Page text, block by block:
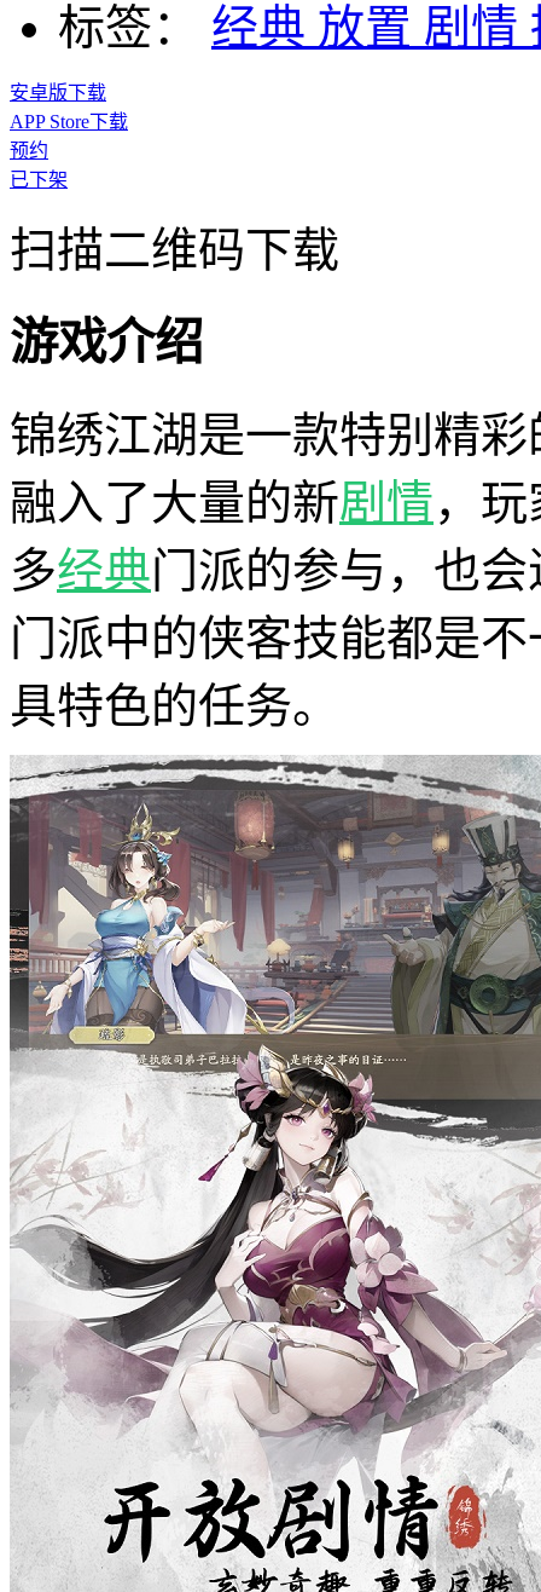
标签：
经典 放置 剧情
安卓版下载
APP Store下载
预约
已下架
扫描二维码下载
游戏介绍
锦绣江湖是一款特别精彩
融入了大量的新剧情，
多经典门派的参与，也
门派中的侠客技能都是
具特色的任务。